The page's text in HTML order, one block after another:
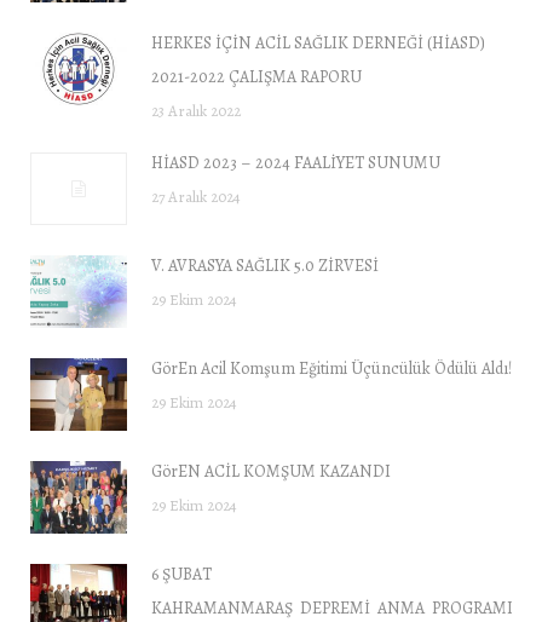
HERKES İÇİN ACİL SAĞLIK DERNEĞİ (HİASD)
2021-2022 ÇALIŞMA RAPORU
23 Aralık 2022
HİASD 2023 – 2024 FAALİYET SUNUMU
27 Aralık 2024
V. AVRASYA SAĞLIK 5.0 ZİRVESİ
29 Ekim 2024
GörEn Acil Komşum Eğitimi Üçüncülük Ödülü Aldı!
29 Ekim 2024
GörEN ACİL KOMŞUM KAZANDI
29 Ekim 2024
6 ŞUBAT
KAHRAMANMARAŞ DEPREMİ ANMA PROGRAMI